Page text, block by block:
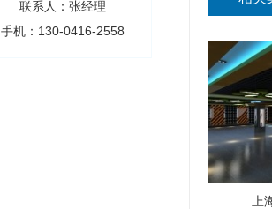
联系人：张经理
手机：130-0416-2558
上